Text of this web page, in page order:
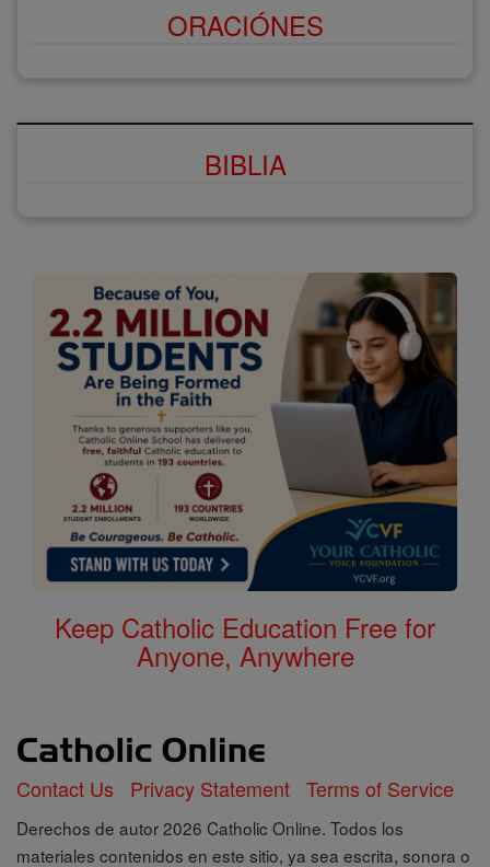
ORACIÓNES
BIBLIA
Keep Catholic Education Free for
Anyone, Anywhere
Contact Us Privacy Statement Terms of Service
Derechos de autor 2026 Catholic Online. Todos los
materiales contenidos en este sitio, ya sea escrita, sonora o